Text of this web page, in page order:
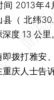
间 2013年
县（ 北纬
度 13 公里
打雅安、
庆人士告